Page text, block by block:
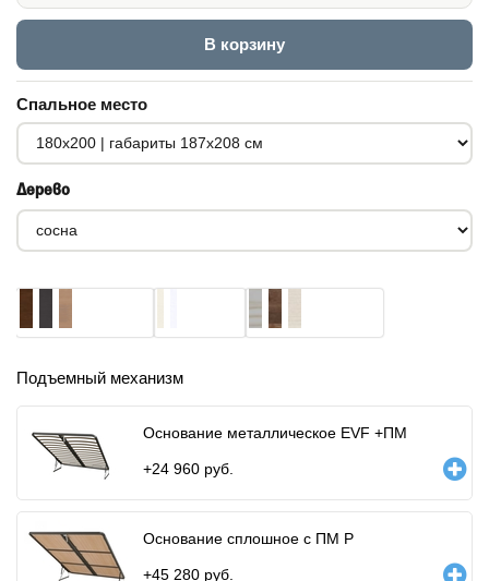
В корзину
Спальное место
Дерево
Подъемный механизм
Основание металлическое EVF +ПМ
+24 960 руб.
Основание сплошное с ПМ Р
+45 280 руб.